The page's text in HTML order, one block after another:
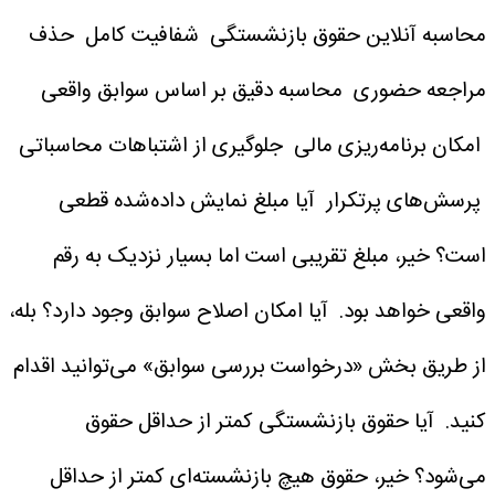
محاسبه آنلاین حقوق بازنشستگی شفافیت کامل حذف
مراجعه حضوری محاسبه دقیق بر اساس سوابق واقعی
امکان برنامه‌ریزی مالی جلوگیری از اشتباهات محاسباتی
پرسش‌های پرتکرار آیا مبلغ نمایش داده‌شده قطعی
است؟خیر، مبلغ تقریبی است اما بسیار نزدیک به رقم
واقعی خواهد بود. آیا امکان اصلاح سوابق وجود دارد؟ بله،
از طریق بخش «درخواست بررسی سوابق» می‌توانید اقدام
کنید. آیا حقوق بازنشستگی کمتر از حداقل حقوق
می‌شود؟خیر، حقوق هیچ بازنشسته‌ای کمتر از حداقل